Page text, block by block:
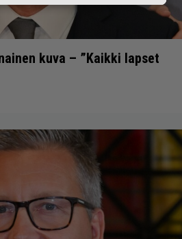
kuva – ”Kaikki lapset